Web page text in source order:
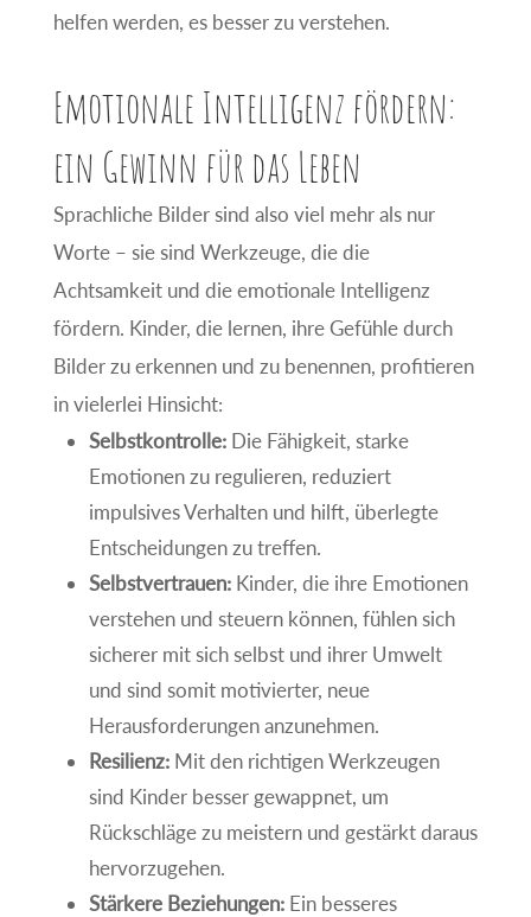
helfen werden, es besser zu verstehen.
Emotionale Intelligenz fördern:
ein Gewinn für das Leben
Sprachliche Bilder sind also viel mehr als nur
Worte – sie sind Werkzeuge, die die
Achtsamkeit und die emotionale Intelligenz
fördern. Kinder, die lernen, ihre Gefühle durch
Bilder zu erkennen und zu benennen, profitieren
in vielerlei Hinsicht:
Selbstkontrolle:Die Fähigkeit, starke
Emotionen zu regulieren, reduziert
impulsives Verhalten und hilft, überlegte
Entscheidungen zu treffen.
Selbstvertrauen:Kinder, die ihre Emotionen
verstehen und steuern können, fühlen sich
sicherer mit sich selbst und ihrer Umwelt
und sind somit motivierter, neue
Herausforderungen anzunehmen.
Resilienz:Mit den richtigen Werkzeugen
sind Kinder besser gewappnet, um
Rückschläge zu meistern und gestärkt daraus
hervorzugehen.
Stärkere Beziehungen:Ein besseres